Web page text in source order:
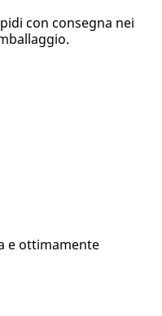
con consegna nei
e ottimamente